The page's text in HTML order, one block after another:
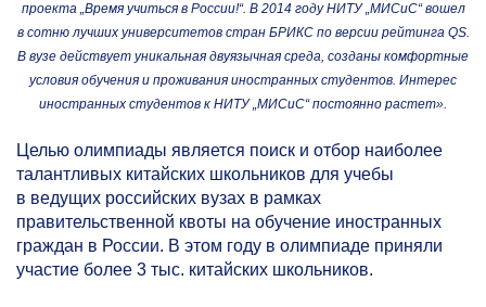
проекта „Время учиться в России!“. В 2014 году НИТУ „МИСиС“ вошел
в сотню лучших университетов стран БРИКС по версии рейтинга QS.
В вузе действует уникальная двуязычная среда, созданы комфортные
условия обучения и проживания иностранных студентов. Интерес
иностранных студентов к НИТУ „МИСиС“ постоянно растет».
Целью олимпиады является поиск и отбор наиболее
талантливых китайских школьников для учебы
в ведущих российских вузах в рамках
правительственной квоты на обучение иностранных
граждан в России. В этом году в олимпиаде приняли
участие более 3 тыс. китайских школьников.